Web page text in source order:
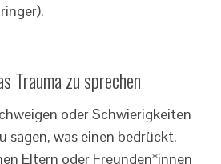
Trauma zu sprechen
oder Schwierigkeiten
sagen, was einen bedrückt.
Eltern oder Freunden*innen